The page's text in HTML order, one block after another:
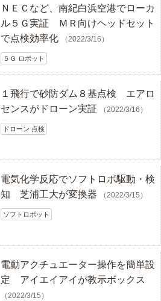
ＮＥＣなど、南紀白浜空港でローカ
ル５Ｇ実証 ＭＲ向けヘッドセット
で点検効率化
（2022/3/16）
５Ｇ ロボット
１飛行で砂防ダム８基点検 エアロ
センスがドローン実証
（2022/3/16）
ドローン 点検
電気化学反応でソフトロボ駆動・検
知 芝浦工大が変換器
（2022/3/15）
ソフトロボット
電動アクチュエーター操作を簡単設
定 アイエイアイが教示ボックス
（2022/3/15）